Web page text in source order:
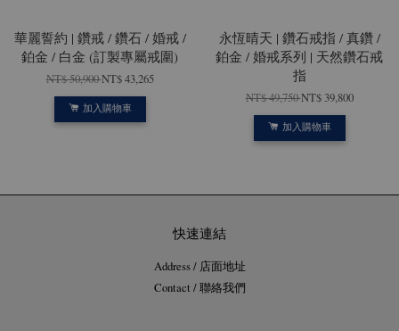
華麗誓約 | 鑽戒 / 鑽石 / 婚戒 /
鉑金 / 白金 (訂製專屬戒圍)
NT$ 50,900NT$ 43,265
加入購物車
永恆晴天 | 鑽石戒指 / 真鑽 /
鉑金 / 婚戒系列 | 天然鑽石戒
指
NT$ 49,750NT$ 39,800
加入購物車
快速連結
Address / 店面地址
Contact / 聯絡我們